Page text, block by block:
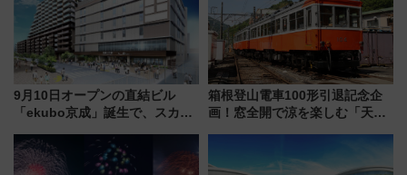
9月10日オープンの直結ビル
「ekubo京成」誕生で、スカイ
新鎌ヶ谷はどう変わる？ 全テナ
ント情報も公開！
箱根登山電車100形引退記念企
画！窓全開で涼を楽しむ「天然